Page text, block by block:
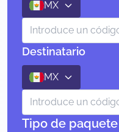
MX
Destinatario
MX
Tipo de paquete